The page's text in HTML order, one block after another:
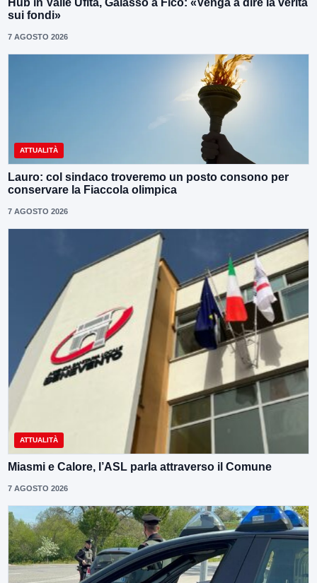
sui fondi»
7 AGOSTO 2026
ATTUALITÀ
Lauro: col sindaco troveremo un posto consono per
conservare la Fiaccola olimpica
7 AGOSTO 2026
ATTUALITÀ
Miasmi e Calore, l’ASL parla attraverso il Comune
7 AGOSTO 2026